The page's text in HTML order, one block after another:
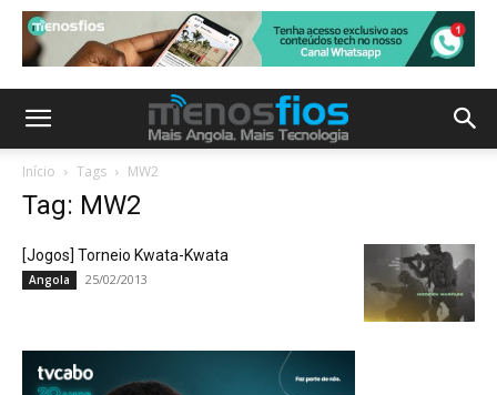
Início Tags MW2
Tag: MW2
[Jogos] Torneio Kwata-Kwata
Angola 25/02/2013